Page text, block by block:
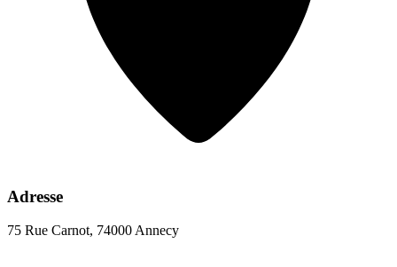
Adresse
75 Rue Carnot, 74000 Annecy